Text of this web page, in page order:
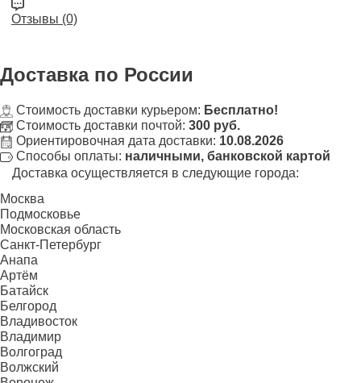
Отзывы (0)
Доставка по России
Стоимость доставки курьером: Бесплатно!
Стоимость доставки почтой: 300 руб.
Ориентировочная дата доставки: 10.08.2026
Способы оплаты: наличными, банковской картой
Доставка осуществляется в следующие города:
Москва
Подмосковье
Московская область
Санкт-Петербург
Анапа
Артём
Батайск
Белгород
Владивосток
Владимир
Волгоград
Волжский